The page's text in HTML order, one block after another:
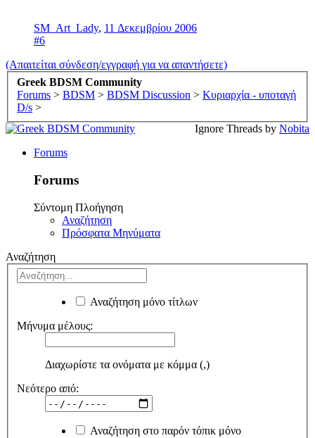
SM_Art_Lady, 11 Δεκεμβρίου 2006
#6
(Απαιτείται σύνδεση/εγγραφή για να απαντήσετε)
Greek BDSM Community
Forums > BDSM > BDSM Discussion > Κυριαρχία - υποταγή
D/s >
Ignore Threads by Nobita
Forums
Forums
Σύντομη Πλοήγηση
Αναζήτηση
Πρόσφατα Μηνύματα
Αναζήτηση
Αναζήτηση μόνο τίτλων
Μήνυμα μέλους:
Διαχωρίστε τα ονόματα με κόμμα (,)
Νεότερο από:
Αναζήτηση στο παρόν τόπικ μόνο